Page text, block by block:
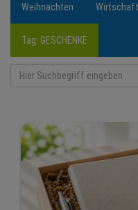
Weihnachten Wirtschaft
Tag: GESCHENKE